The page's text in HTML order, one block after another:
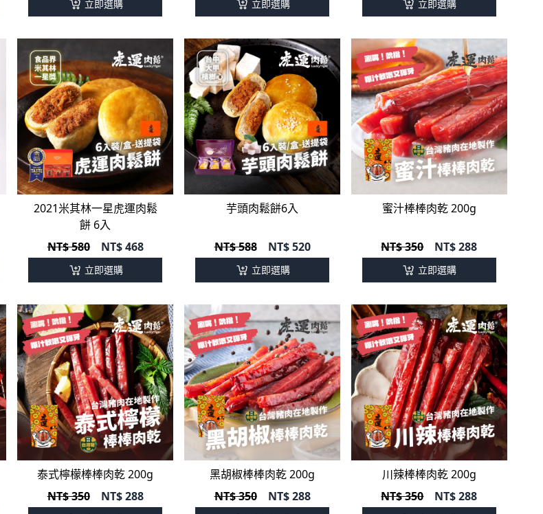
立即選購 立即選購 立即選購
2021米其林一星虎運肉鬆
餅 6入
NT$ 580
NT$468
立即選購
芋頭肉鬆餅6入
NT$ 588 NT$520
立即選購
蜜汁棒棒肉乾 200g
NT$ 350 NT$288
立即選購
泰式檸檬棒棒肉乾 200g
NT$ 350
NT$288
黑胡椒棒棒肉乾 200g
NT$ 350
NT$288
川辣棒棒肉乾 200g
NT$ 350
NT$288